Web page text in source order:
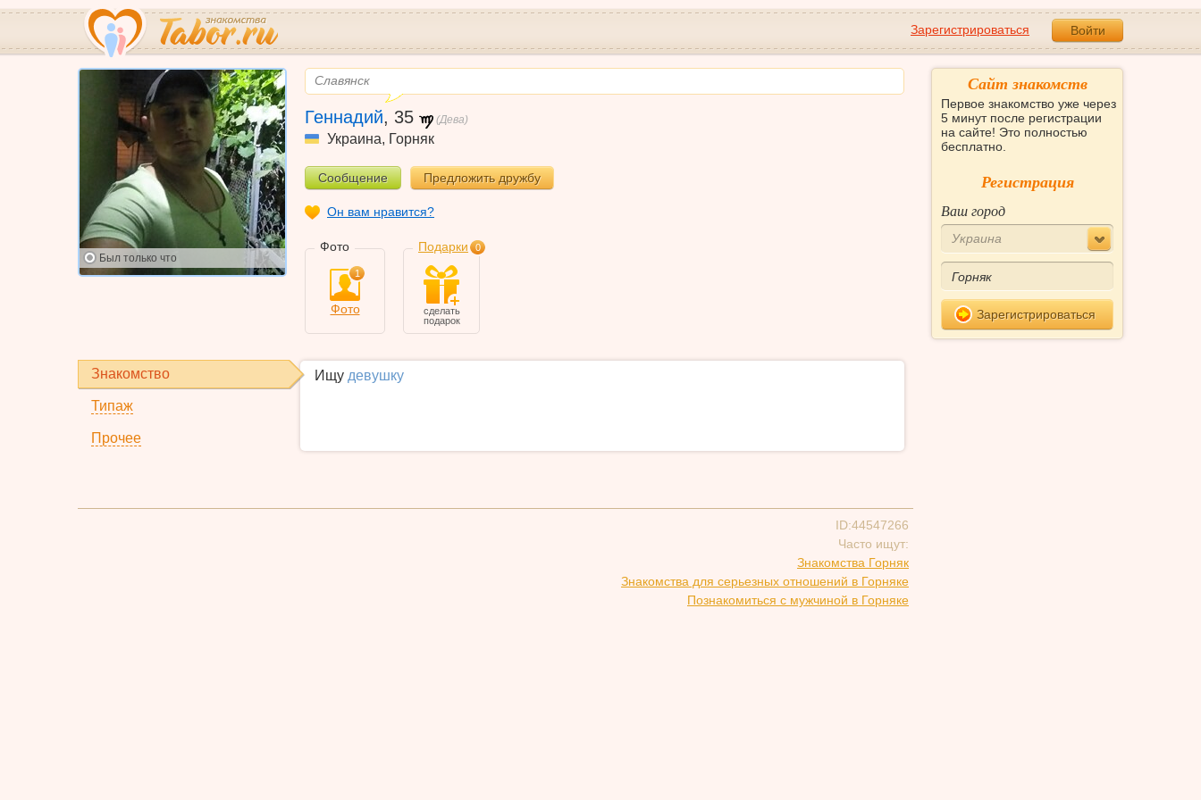
Зарегистрироваться Войти
Славянск
Был только что
Геннадий, 35 (Дева)
Украина, Горняк
Сообщение Предложить дружбу
Он вам нравится?
Фото
1
Фото
Подарки 0
сделать
подарок
Знакомство
Типаж
Прочее
Ищу девушку
ID:44547266
Часто ищут:
Знакомства Горняк
Знакомства для серьезных отношений в Горняке
Познакомиться с мужчиной в Горняке
Сайт знакомств
Первое знакомство уже через
5 минут после регистрации
на сайте! Это полностью
бесплатно.
Регистрация
Ваш город
Украина
Зарегистрироваться